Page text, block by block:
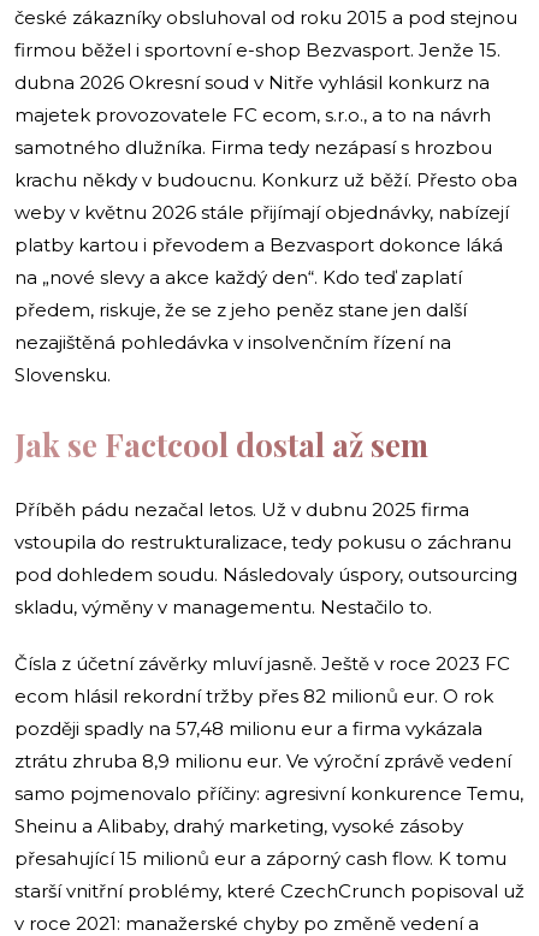
české zákazníky obsluhoval od roku 2015 a pod stejnou
firmou běžel i sportovní e-shop Bezvasport. Jenže 15.
dubna 2026 Okresní soud v Nitře vyhlásil konkurz na
majetek provozovatele FC ecom, s.r.o., a to na návrh
samotného dlužníka. Firma tedy nezápasí s hrozbou
krachu někdy v budoucnu. Konkurz už běží. Přesto oba
weby v květnu 2026 stále přijímají objednávky, nabízejí
platby kartou i převodem a Bezvasport dokonce láká
na „nové slevy a akce každý den“. Kdo teď zaplatí
předem, riskuje, že se z jeho peněz stane jen další
nezajištěná pohledávka v insolvenčním řízení na
Slovensku.
Jak se Factcool dostal až sem
Příběh pádu nezačal letos. Už v dubnu 2025 firma
vstoupila do restrukturalizace, tedy pokusu o záchranu
pod dohledem soudu. Následovaly úspory, outsourcing
skladu, výměny v managementu. Nestačilo to.
Čísla z účetní závěrky mluví jasně. Ještě v roce 2023 FC
ecom hlásil rekordní tržby přes 82 milionů eur. O rok
později spadly na 57,48 milionu eur a firma vykázala
ztrátu zhruba 8,9 milionu eur. Ve výroční zprávě vedení
samo pojmenovalo příčiny: agresivní konkurence Temu,
Sheinu a Alibaby, drahý marketing, vysoké zásoby
přesahující 15 milionů eur a záporný cash flow. K tomu
starší vnitřní problémy, které CzechCrunch popisoval už
v roce 2021: manažerské chyby po změně vedení a